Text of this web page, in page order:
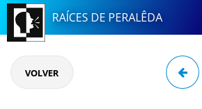
RAÍCES DE PERALÊDA
VOLVER